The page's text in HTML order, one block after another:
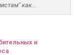
как...
и